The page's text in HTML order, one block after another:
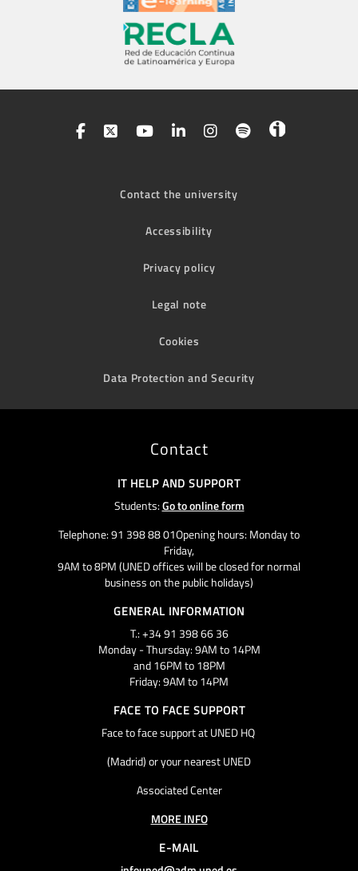
Contact the university
Accessibility
Privacy policy
Legal note
Cookies
Data Protection and Security
Contact
IT HELP AND SUPPORT
Students:Go to online form
Telephone: 91 398 88 01Opening hours: Monday to
Friday,
9AM to 8PM (UNED offices will be closed for normal
business on the public holidays)
GENERAL INFORMATION
T.: +34 91 398 66 36
Monday - Thursday: 9AM to 14PM
and 16PM to 18PM
Friday: 9AM to 14PM
FACE TO FACE SUPPORT
Face to face support at UNED HQ
(Madrid) or your nearest UNED
Associated Center
MORE INFO
E-MAIL